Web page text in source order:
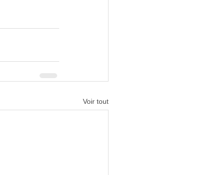
Voir tout